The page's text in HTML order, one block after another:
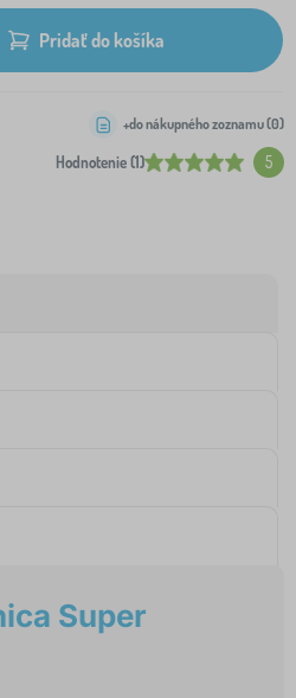
Pridať do košíka
Hodnotenie (1) 5
+do nákupného zoznamu (0)
Super